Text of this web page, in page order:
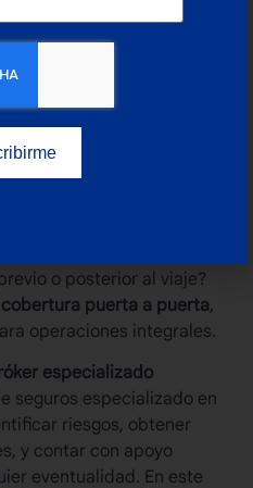
ser motivo para
por daños.
las exclusiones
robo sin violencia,
mala estiba. Revisa con
yconsidera contratar
tu mercancía lo amerita
o posterior al viaje?
puerta a puerta,
operaciones integrales.
especializado
seguros especializado en
riesgos, obtener
y contar con apoyo
eventualidad. En este